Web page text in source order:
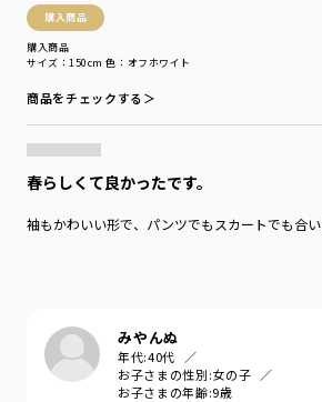
購入商品
購入商品
サイズ：150cm 色：オフホワイト
商品をチェックする＞
春らしくて良かったです。
袖もかわいい形で、パンツでもスカートでも合
みやんぬ
年代:40代
お子さまの性別:女の子
お子さまの年齢:9歳